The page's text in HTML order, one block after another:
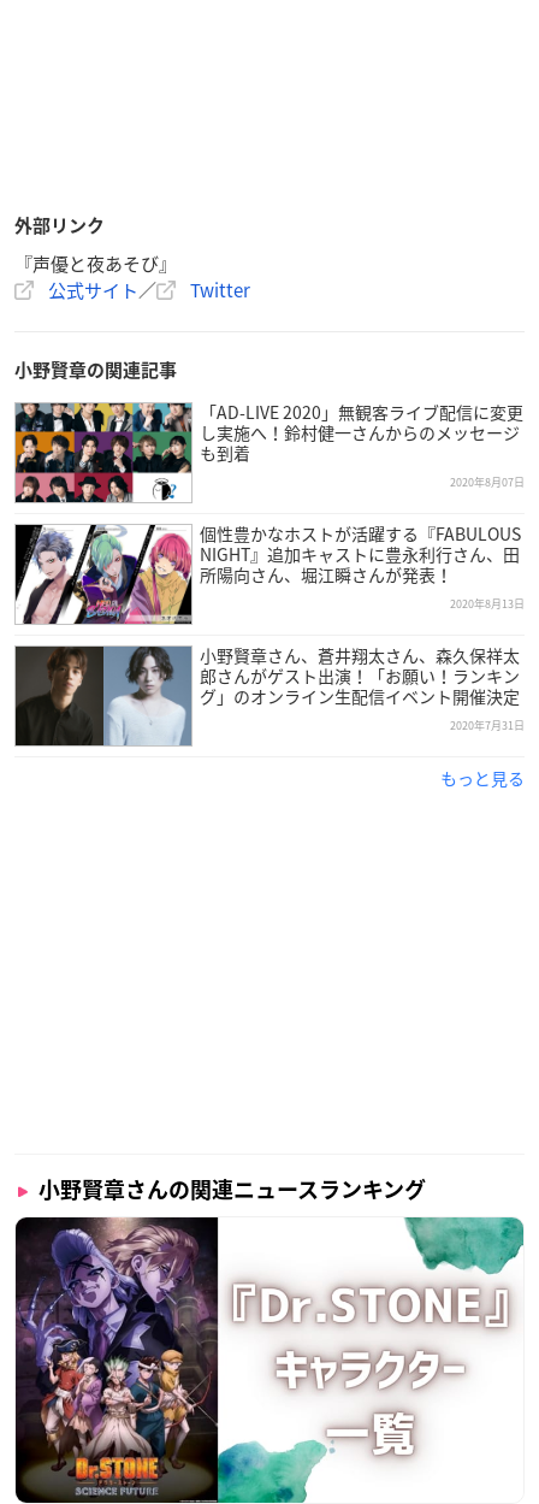
外部リンク
『声優と夜あそび』
公式サイト／ Twitter
小野賢章の関連記事
「AD-LIVE 2020」無観客ライブ配信に変更
し実施へ！鈴村健一さんからのメッセージ
も到着
2020年8月07日
個性豊かなホストが活躍する『FABULOUS
NIGHT』追加キャストに豊永利行さん、田
所陽向さん、堀江瞬さんが発表！
2020年8月13日
小野賢章さん、蒼井翔太さん、森久保祥太
郎さんがゲスト出演！「お願い！ランキン
グ」のオンライン生配信イベント開催決定
2020年7月31日
もっと見る
小野賢章さんの関連ニュースランキング